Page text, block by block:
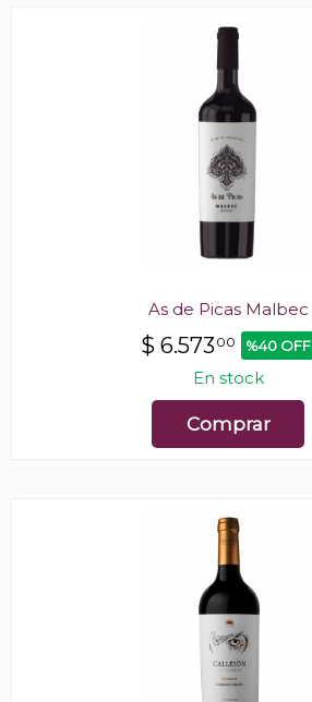
As de Picas Malbec
$ 6.573 00 %40 OFF
En stock
Comprar